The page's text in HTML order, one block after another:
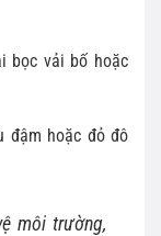
bọc vải bố hoặc
đậm hoặc đỏ đô
môi trường,